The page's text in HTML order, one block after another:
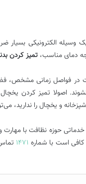
وسیله الکترونیکی بسیار
دمای مناسب، تمیز کردن
در فواصل زمانی مشخص،
اصولا تمیز کردن
و یخچال را ندارید،
خدماتی حوزه نظافت با مهارت
است با شماره 1471